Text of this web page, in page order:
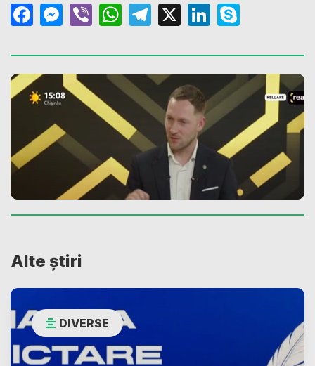
Facebook
Messenger
ViberWhatsApp
Telegram
X LinkedIn
Alte știri
DIVERSE